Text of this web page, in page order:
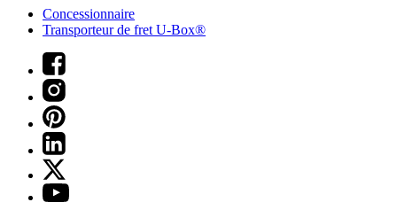
Concessionnaire
Transporteur de fret U-Box®